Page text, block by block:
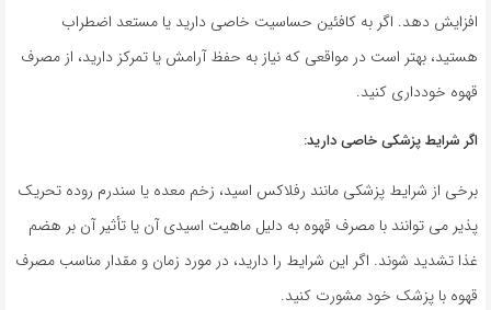
افزایش دهد. اگر به کافئین حساسیت خاصی دارید یا مستعد اضطراب
هستید، بهتر است در مواقعی که نیاز به حفظ آرامش یا تمرکز دارید، از مصرف
قهوه خودداری کنید.
اگر شرایط پزشکی خاصی دارید:
برخی از شرایط پزشکی مانند رفلاکس اسید، زخم معده یا سندرم روده تحریک
پذیر می توانند با مصرف قهوه به دلیل ماهیت اسیدی آن یا تأثیر آن بر هضم
غذا تشدید شوند. اگر این شرایط را دارید، در مورد زمان و مقدار مناسب مصرف
قهوه با پزشک خود مشورت کنید.